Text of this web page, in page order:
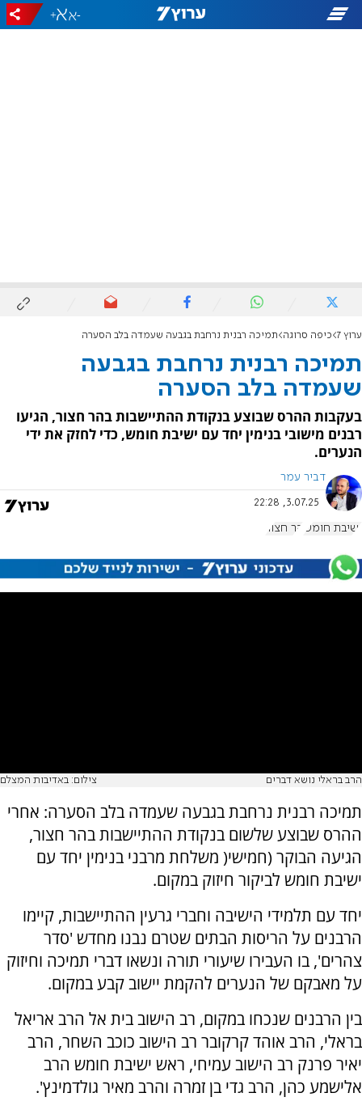
-
+
ערוץ 7 כיפה סרוגה תמיכה רבנית נרחבת בגבעה שעמדה בלב הסערה
תמיכה רבנית נרחבת בגבעה
שעמדה בלב הסערה
בעקבות ההרס שבוצע בנקודת ההתיישבות בהר חצור, הגיעו
רבנים מישובי בנימין יחד עם ישיבת חומש, כדי לחזק את ידי
הנערים.
דביר עמר
3.07.25, 22:28
ישיבת חומש הר חצור
הרב בראלי נושא דברים צילום: באדיבות המצלם
תמיכה רבנית נרחבת בגבעה שעמדה בלב הסערה: אחרי
ההרס שבוצע שלשום בנקודת ההתיישבות בהר חצור,
הגיעה הבוקר (חמישי( משלחת מרבני בנימין יחד עם
ישיבת חומש לביקור חיזוק במקום.
יחד עם תלמידי הישיבה וחברי גרעין ההתיישבות, קיימו
הרבנים על הריסות הבתים שטרם נבנו מחדש 'סדר
צהרים', בו העבירו שיעורי תורה ונשאו דברי תמיכה וחיזוק
על מאבקם של הנערים להקמת יישוב קבע במקום.
בין הרבנים שנכחו במקום, רב הישוב בית אל הרב אריאל
בראלי, הרב אוהד קרקובר רב הישוב כוכב השחר, הרב
יאיר פרנק רב הישוב עמיחי, ראש ישיבת חומש הרב
אלישמע כהן, הרב גדי בן זמרה והרב מאיר גולדמינץ'.